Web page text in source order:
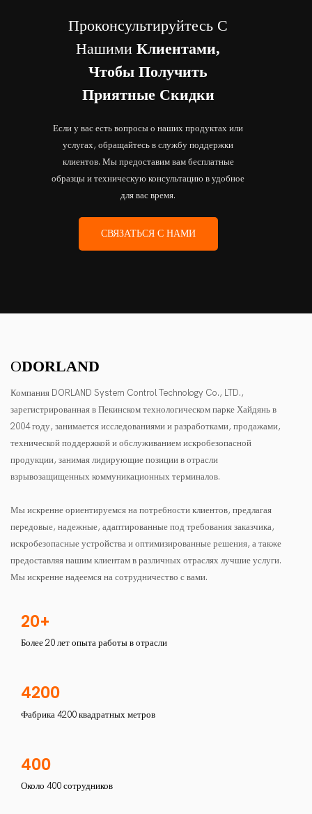
Проконсультируйтесь С
Нашими Клиентами,
Чтобы Получить
Приятные Скидки
Если у вас есть вопросы о наших продуктах или
услугах, обращайтесь в службу поддержки
клиентов. Мы предоставим вам бесплатные
образцы и техническую консультацию в удобное
для вас время.
СВЯЗАТЬСЯ С НАМИ
ОDORLAND
Компания DORLAND System Control Technology Co., LTD.,
зарегистрированная в Пекинском технологическом парке Хайдянь в
2004 году, занимается исследованиями и разработками, продажами,
технической поддержкой и обслуживанием искробезопасной
продукции, занимая лидирующие позиции в отрасли
взрывозащищенных коммуникационных терминалов.
Мы искренне ориентируемся на потребности клиентов, предлагая
передовые, надежные, адаптированные под требования заказчика,
искробезопасные устройства и оптимизированные решения, а также
предоставляя нашим клиентам в различных отраслях лучшие услуги.
Мы искренне надеемся на сотрудничество с вами.
20+
Более 20 лет опыта работы в отрасли
4200
Фабрика 4200 квадратных метров
400
Около 400 сотрудников